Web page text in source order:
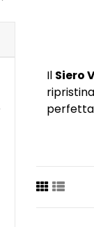
Il Siero
La
senza